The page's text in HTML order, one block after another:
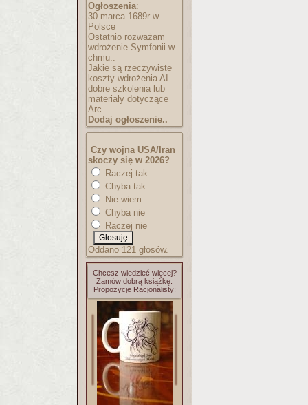
Ogłoszenia:
30 marca 1689r w
Polsce
Ostatnio rozważam
wdrożenie Symfonii w
chmu..
Jakie są rzeczywiste
koszty wdrożenia AI
dobre szkolenia lub
materiały dotyczące
Arc..
Dodaj ogłoszenie..
Czy wojna USA/Iran
skoczy się w 2026?
Raczej tak
Chyba tak
Nie wiem
Chyba nie
Raczej nie
Oddano 121 głosów.
Chcesz wiedzieć więcej?
Zamów dobrą książkę.
Propozycje Racjonalisty: